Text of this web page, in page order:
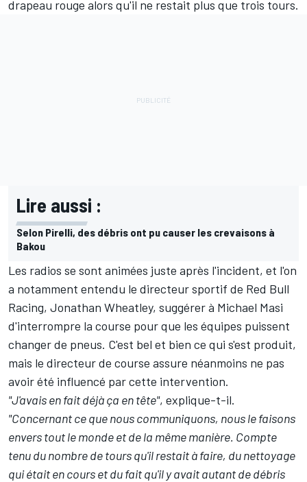
drapeau rouge alors qu'il ne restait plus que trois tours.
Lire aussi :
Selon Pirelli, des débris ont pu causer les crevaisons à
Bakou
Les radios se sont animées juste après l'incident, et l'on
a notamment entendu le directeur sportif de Red Bull
Racing, Jonathan Wheatley, suggérer à Michael Masi
d'interrompre la course pour que les équipes puissent
changer de pneus. C'est bel et bien ce qui s'est produit,
mais le directeur de course assure néanmoins ne pas
avoir été influencé par cette intervention.
"J'avais en fait déjà ça en tête", explique-t-il.
"Concernant ce que nous communiquons, nous le faisons
envers tout le monde et de la même manière. Compte
tenu du nombre de tours qu'il restait à faire, du nettoyage
qui était en cours et du fait qu'il y avait autant de débris